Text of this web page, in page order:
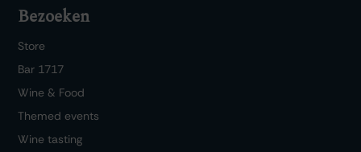
Bezoeken
Store
Bar 1717
Wine & Food
Themed events
Wine tasting